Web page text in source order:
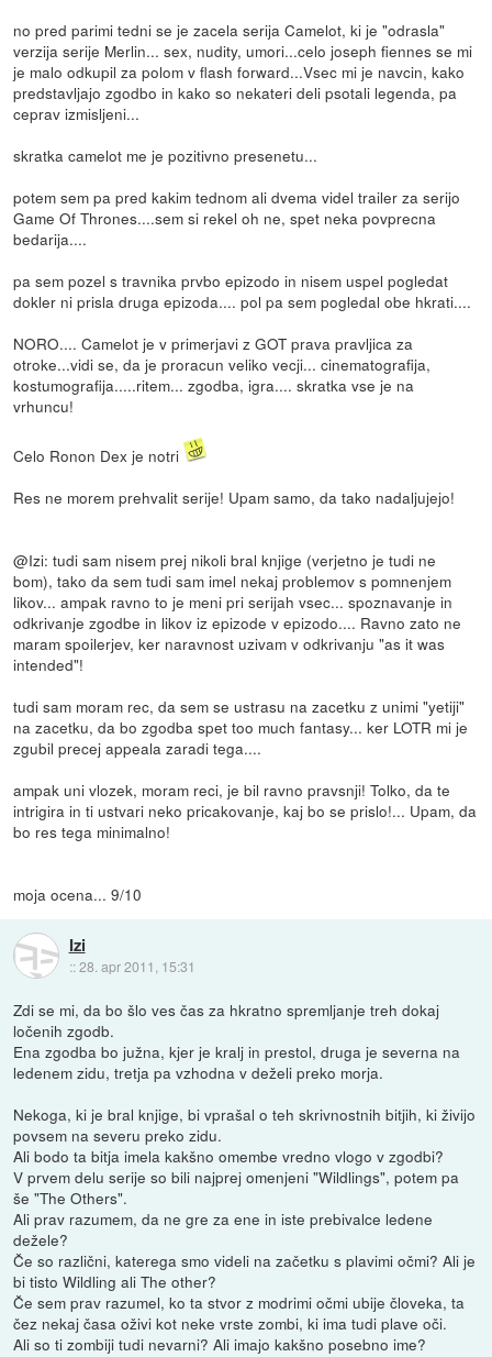
no pred parimi tedni se je zacela serija Camelot, ki je "odrasla"
verzija serije Merlin... sex, nudity, umori...celo joseph fiennes se mi
je malo odkupil za polom v flash forward...Vsec mi je navcin, kako
predstavljajo zgodbo in kako so nekateri deli psotali legenda, pa
ceprav izmisljeni...
skratka camelot me je pozitivno presenetu...
potem sem pa pred kakim tednom ali dvema videl trailer za serijo
Game Of Thrones....sem si rekel oh ne, spet neka povprecna
bedarija....
pa sem pozel s travnika prvbo epizodo in nisem uspel pogledat
dokler ni prisla druga epizoda.... pol pa sem pogledal obe hkrati....
NORO.... Camelot je v primerjavi z GOT prava pravljica za
otroke...vidi se, da je proracun veliko vecji... cinematografija,
kostumografija.....ritem... zgodba, igra.... skratka vse je na
vrhuncu!
Celo Ronon Dex je notri
Res ne morem prehvalit serije! Upam samo, da tako nadaljujejo!
@Izi: tudi sam nisem prej nikoli bral knjige (verjetno je tudi ne
bom), tako da sem tudi sam imel nekaj problemov s pomnenjem
likov... ampak ravno to je meni pri serijah vsec... spoznavanje in
odkrivanje zgodbe in likov iz epizode v epizodo.... Ravno zato ne
maram spoilerjev, ker naravnost uzivam v odkrivanju "as it was
intended"!
tudi sam moram rec, da sem se ustrasu na zacetku z unimi "yetiji"
na zacetku, da bo zgodba spet too much fantasy... ker LOTR mi je
zgubil precej appeala zaradi tega....
ampak uni vlozek, moram reci, je bil ravno pravsnji! Tolko, da te
intrigira in ti ustvari neko pricakovanje, kaj bo se prislo!... Upam, da
bo res tega minimalno!
moja ocena... 9/10
Izi
::28. apr 2011, 15:31
Zdi se mi, da bo šlo ves čas za hkratno spremljanje treh dokaj
ločenih zgodb.
Ena zgodba bo južna, kjer je kralj in prestol, druga je severna na
ledenem zidu, tretja pa vzhodna v deželi preko morja.
Nekoga, ki je bral knjige, bi vprašal o teh skrivnostnih bitjih, ki živijo
povsem na severu preko zidu.
Ali bodo ta bitja imela kakšno omembe vredno vlogo v zgodbi?
V prvem delu serije so bili najprej omenjeni "Wildlings", potem pa
še "The Others".
Ali prav razumem, da ne gre za ene in iste prebivalce ledene
dežele?
Če so različni, katerega smo videli na začetku s plavimi očmi? Ali je
bi tisto Wildling ali The other?
Če sem prav razumel, ko ta stvor z modrimi očmi ubije človeka, ta
čez nekaj časa oživi kot neke vrste zombi, ki ima tudi plave oči.
Ali so ti zombiji tudi nevarni? Ali imajo kakšno posebno ime?